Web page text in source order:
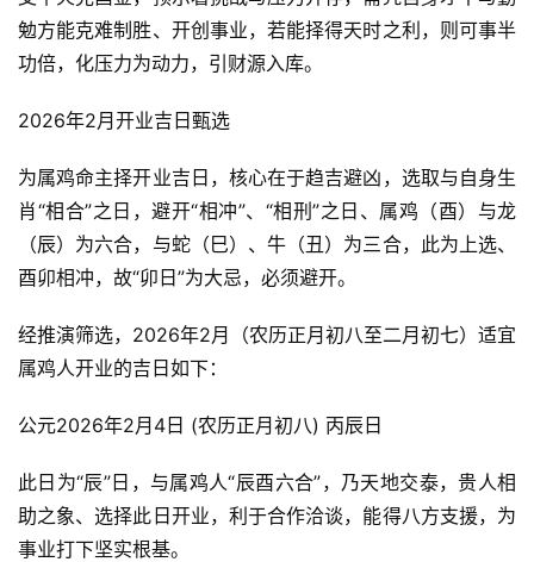
勉方能克难制胜、开创事业，若能择得天时之利，则可事半
功倍，化压力为动力，引财源入库。
2026年2月开业吉日甄选
为属鸡命主择开业吉日，核心在于趋吉避凶，选取与自身生
肖“相合”之日，避开“相冲”、“相刑”之日、属鸡（酉）与龙
（辰）为六合，与蛇（巳）、牛（丑）为三合，此为上选、
酉卯相冲，故“卯日”为大忌，必须避开。
经推演筛选，2026年2月（农历正月初八至二月初七）适宜
属鸡人开业的吉日如下：
公元2026年2月4日 (农历正月初八) 丙辰日
此日为“辰”日，与属鸡人“辰酉六合”，乃天地交泰，贵人相
助之象、选择此日开业，利于合作洽谈，能得八方支援，为
事业打下坚实根基。